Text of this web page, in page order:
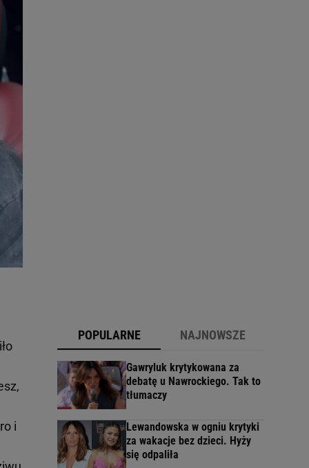
i
POPULARNE NAJNOWSZE
Gawryluk krytykowana za
debatę u Nawrockiego. Tak to
tłumaczy
Lewandowska w ogniu krytyki
za wakacje bez dzieci. Hyży
się odpaliła